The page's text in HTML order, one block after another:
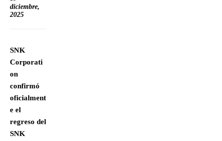
diciembre,
2025
SNK
Corporati
on
confirmó
oficialment
e el
regreso del
SNK